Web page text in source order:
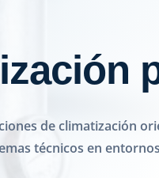
de climatización
técnicos en